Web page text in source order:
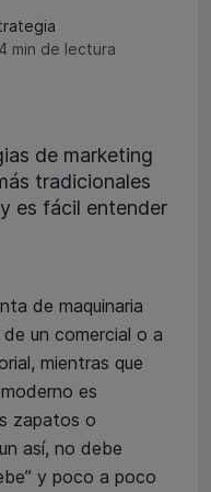
4 min de lectura
de marketing
tradicionales
es fácil entender
de maquinaria
un comercial o a
mientras que
es
zapatos o
así, no debe
y poco a poco